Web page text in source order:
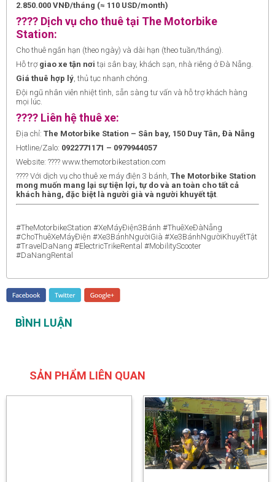
2.850.000 VNĐ/tháng (≈ 110 USD/month)
???? Dịch vụ cho thuê tại The Motorbike
Station:
Cho thuê ngắn hạn (theo ngày) và dài hạn (theo tuần/tháng).
Hỗ trợ giao xe tận nơi tại sân bay, khách sạn, nhà riêng ở Đà Nẵng.
Giá thuê hợp lý, thủ tục nhanh chóng.
Đội ngũ nhân viên nhiệt tình, sẵn sàng tư vấn và hỗ trợ khách hàng
mọi lúc.
???? Liên hệ thuê xe:
Địa chỉ: The Motorbike Station – Sân bay, 150 Duy Tân, Đà Nẵng
Hotline/Zalo: 0922771171 – 0979944057
Website: ???? www.themotorbikestation.com
???? Với dịch vụ cho thuê xe máy điện 3 bánh, The Motorbike Station
mong muốn mang lại sự tiện lợi, tự do và an toàn cho tất cả
khách hàng, đặc biệt là người già và người khuyết tật.
#TheMotorbikeStation #XeMáyĐiện3Bánh #ThuêXeĐàNẵng
#ChoThuêXeMáyĐiện #Xe3BánhNgườiGià #Xe3BánhNgườiKhuyếtTật
#TravelDaNang #ElectricTrikeRental #MobilityScooter
#DaNangRental
BÌNH LUẬN
SẢN PHẨM LIÊN QUAN